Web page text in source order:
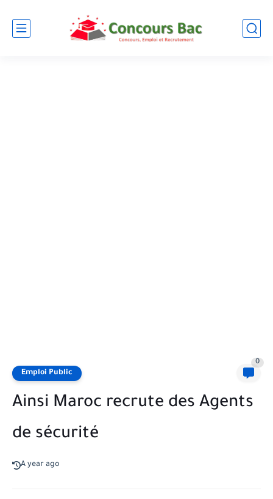
Emploi Public
0
Ainsi Maroc recrute des Agents
de sécurité
A year ago